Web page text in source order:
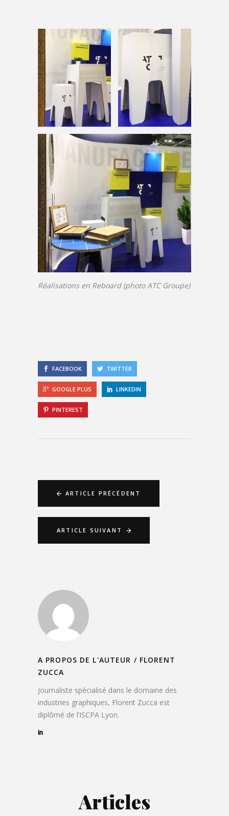
Réalisations en Reboard (photo ATC Groupe)
FACEBOOK TWITTER
GOOGLE PLUS LINKEDIN
PINTEREST
ARTICLE PRÉCÉDENT
ARTICLE SUIVANT
A PROPOS DE L'AUTEUR / FLORENT
ZUCCA
Journaliste spécialisé dans le domaine des
industries graphiques, Florent Zucca est
diplômé de l’ISCPA Lyon.
Articles